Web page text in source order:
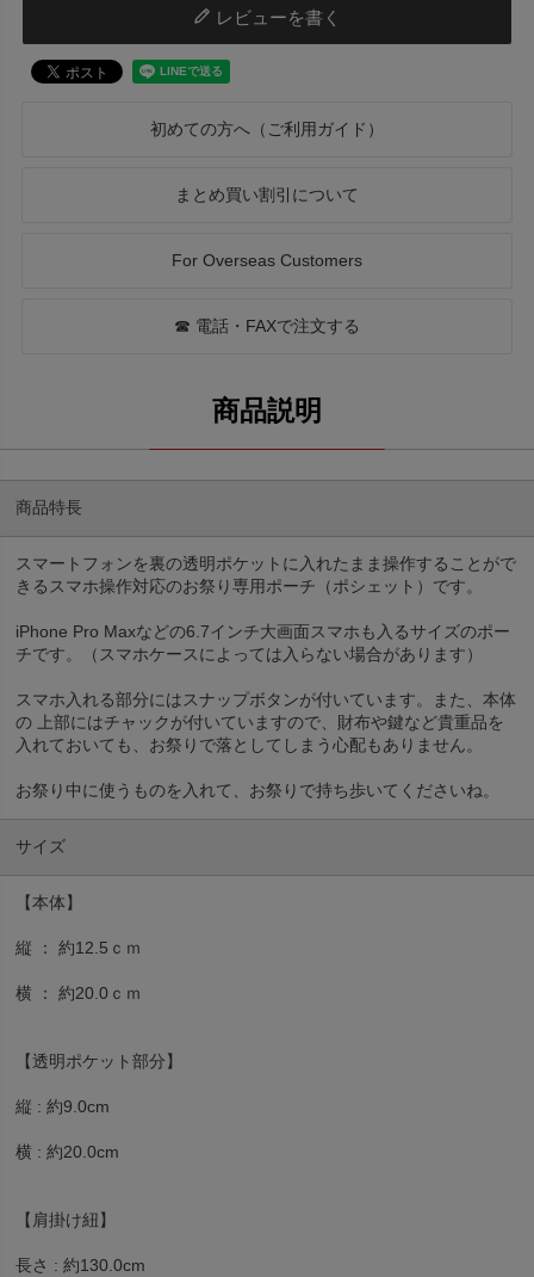
レビューを書く
初めての方へ（ご利用ガイド）
まとめ買い割引について
For Overseas Customers
☎ 電話・FAXで注文する
商品特長
スマートフォンを裏の透明ポケットに入れたまま操作することがで
きるスマホ操作対応のお祭り専用ポーチ（ポシェット）です。
iPhone Pro Maxなどの6.7インチ大画面スマホも入るサイズのポー
チです。（スマホケースによっては入らない場合があります）
スマホ入れる部分にはスナップボタンが付いています。また、本体
の 上部にはチャックが付いていますので、財布や鍵など貴重品を
入れておいても、お祭りで落としてしまう心配もありません。
お祭り中に使うものを入れて、お祭りで持ち歩いてくださいね。
サイズ
【本体】
縦 ： 約12.5ｃｍ
横 ： 約20.0ｃｍ
【透明ポケット部分】
縦 : 約9.0cm
横 : 約20.0cm
【肩掛け紐】
長さ : 約130.0cm